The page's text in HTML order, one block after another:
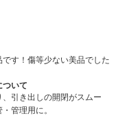
です！傷等少ない美品でした
いて
引き出しの開閉がスムー
管理用に。